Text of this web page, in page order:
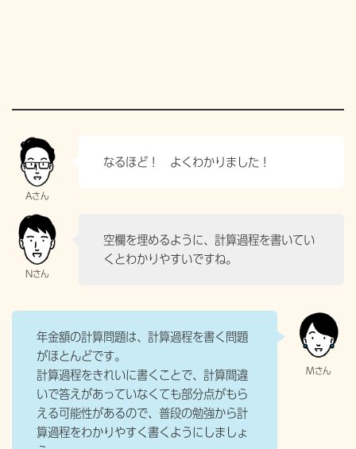
なるほど！ よくわかりました！
空欄を埋めるように、計算過程を書いてい
くとわかりやすいですね。
年金額の計算問題は、計算過程を書く問題
がほとんどです。
計算過程をきれいに書くことで、計算間違
いで答えがあっていなくても部分点がもら
える可能性があるので、普段の勉強から計
算過程をわかりやすく書くようにしましょ